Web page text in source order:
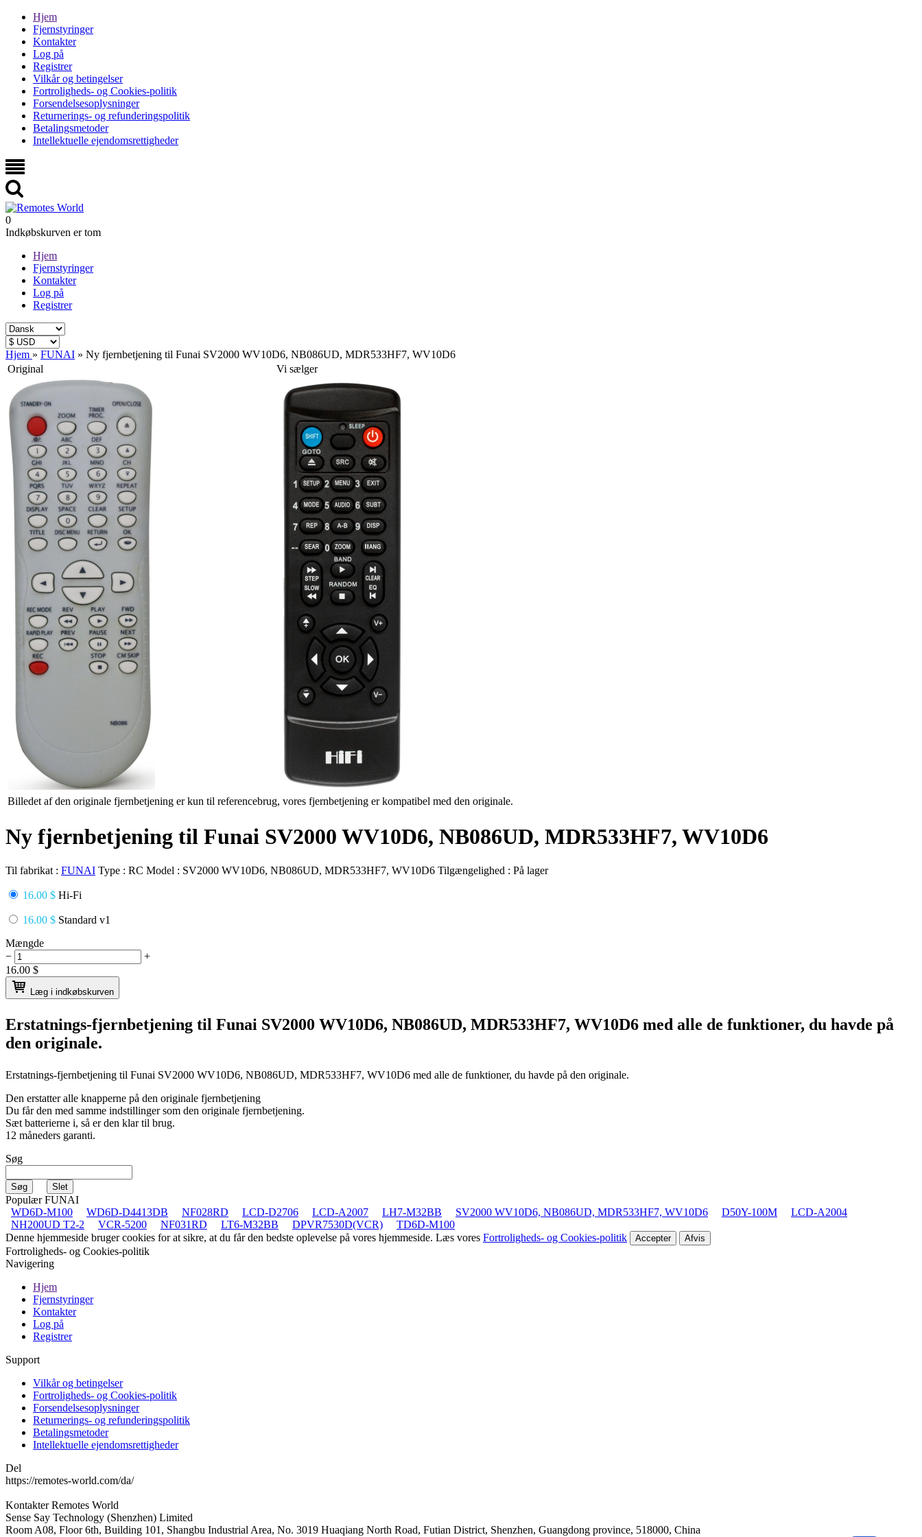
Hjem
Fjernstyringer
Kontakter
Log på
Registrer
Vilkår og betingelser
Fortroligheds- og Cookies-politik
Forsendelsesoplysninger
Returnerings- og refunderingspolitik
Betalingsmetoder
Intellektuelle ejendomsrettigheder
0
Indkøbskurven er tom
Hjem
Fjernstyringer
Kontakter
Log på
Registrer
Hjem » FUNAI » Ny fjernbetjening til Funai SV2000 WV10D6, NB086UD, MDR533HF7, WV10D6
Original
Vi sælger
Billedet af den originale fjernbetjening er kun til referencebrug, vores fjernbetjening er kompatibel med den originale.
Ny fjernbetjening til Funai SV2000 WV10D6, NB086UD, MDR533HF7, WV10D6
Til fabrikat : FUNAI Type : RC Model : SV2000 WV10D6, NB086UD, MDR533HF7, WV10D6 Tilgængelighed : På lager
16.00 $ Hi-Fi
16.00 $ Standard v1
Mængde
−
+
16.00 $
Læg i indkøbskurven
Erstatnings-fjernbetjening til Funai SV2000 WV10D6, NB086UD, MDR533HF7, WV10D6 med alle de funktioner, du havde på
den originale.
Erstatnings-fjernbetjening til Funai SV2000 WV10D6, NB086UD, MDR533HF7, WV10D6 med alle de funktioner, du havde på den originale.
Den erstatter alle knapperne på den originale fjernbetjening
Du får den med samme indstillinger som den originale fjernbetjening.
Sæt batterierne i, så er den klar til brug.
12 måneders garanti.
Søg
Populær FUNAI
WD6D-M100
WD6D-D4413DB NF028RD LCD-D2706 LCD-A2007 LH7-M32BB SV2000 WV10D6, NB086UD, MDR533HF7, WV10D6 D50Y-100M
LCD-A2004
NH200UD T2-2
VCR-5200 NF031RD LT6-M32BB DPVR7530D(VCR)
TD6D-M100
Denne hjemmeside bruger cookies for at sikre, at du får den bedste oplevelse på vores hjemmeside. Læs vores Fortroligheds- og Cookies-politik Accepter Afvis
Fortroligheds- og Cookies-politik
Navigering
Hjem
Fjernstyringer
Kontakter
Log på
Registrer
Support
Vilkår og betingelser
Fortroligheds- og Cookies-politik
Forsendelsesoplysninger
Returnerings- og refunderingspolitik
Betalingsmetoder
Intellektuelle ejendomsrettigheder
Del
https://remotes-world.com/da/
Kontakter Remotes World
Sense Say Technology (Shenzhen) Limited
Room A08, Floor 6th, Building 101, Shangbu Industrial Area, No. 3019 Huaqiang North Road, Futian District, Shenzhen, Guangdong province, 518000, China